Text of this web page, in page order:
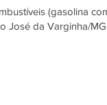
(gasolina
José da Varginha/